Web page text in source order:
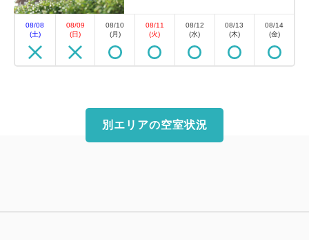
08/08
(土)
08/09
(日)
08/10
(月)
08/11
(火)
08/12
(水)
08/13
(木)
08/14
(金)
別エリアの空室状況